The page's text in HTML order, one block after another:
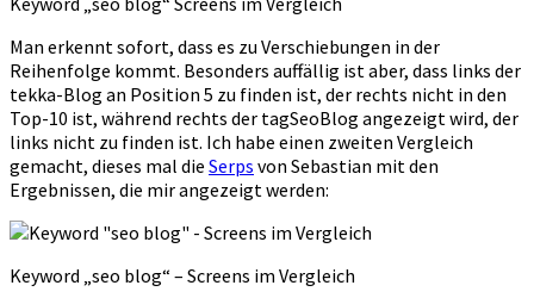
Man erkennt sofort, dass es zu Verschiebungen in der
Reihenfolge kommt. Besonders auffällig ist aber, dass links der
tekka-Blog an Position 5 zu finden ist, der rechts nicht in den
Top-10 ist, während rechts der tagSeoBlog angezeigt wird, der
links nicht zu finden ist. Ich habe einen zweiten Vergleich
gemacht, dieses mal die Serps von Sebastian mit den
Ergebnissen, die mir angezeigt werden:
Keyword „seo blog“ – Screens im Vergleich